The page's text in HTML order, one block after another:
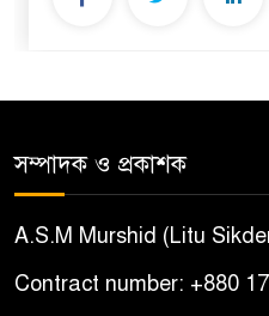
সম্পাদক ও প্রকাশক
A.S.M Murshid (Litu
Contract number: +880